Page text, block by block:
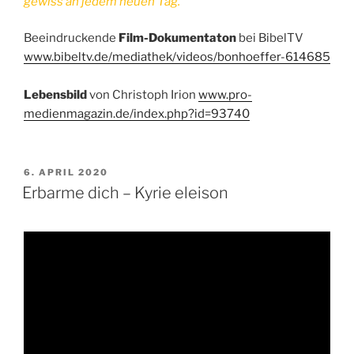
Beeindruckende Film-Dokumentaton bei BibelTV
www.bibeltv.de/mediathek/videos/bonhoeffer-614685
Lebensbild von Christoph Irion www.pro-
medienmagazin.de/index.php?id=93740
VERÖFFENTLICHT
AM
6. APRIL 2020
Erbarme dich – Kyrie eleison